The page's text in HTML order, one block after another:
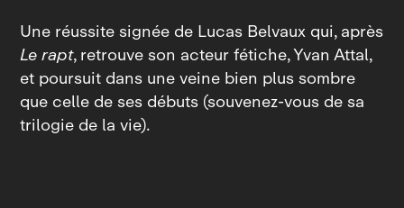
Une réussite signée de Lucas Belvaux qui, après
Le rapt, retrouve son acteur fétiche, Yvan Attal,
et poursuit dans une veine bien plus sombre
que celle de ses débuts (souvenez‑vous de sa
trilogie de la vie).